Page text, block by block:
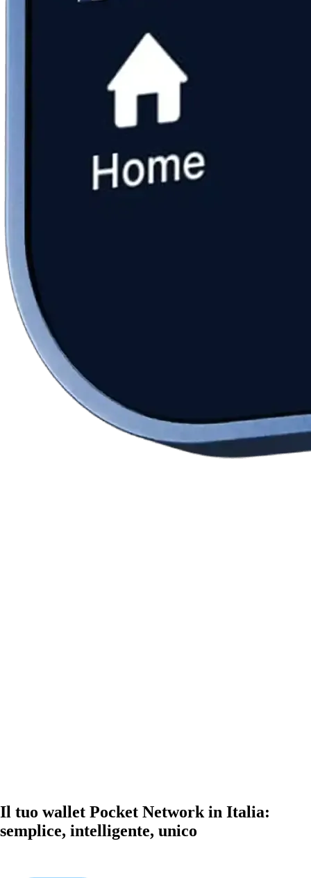
Il tuo wallet Pocket Network in Italia:
semplice, intelligente, unico